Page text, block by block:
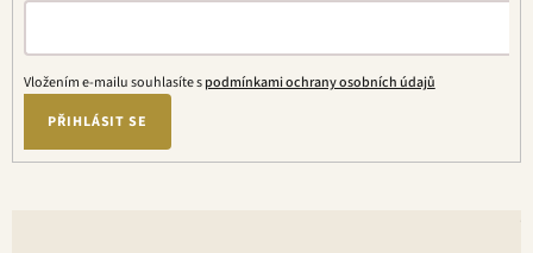
Vložením e-mailu souhlasíte spodmínkami ochrany osobních údajů
PŘIHLÁSIT SE